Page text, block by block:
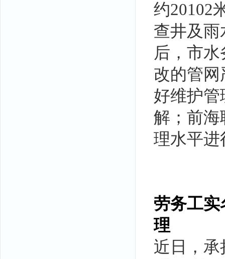
约20102
查井及雨
后，市
改的管
好维护管
解；前海
理水平进
劳务工实
理
近日，